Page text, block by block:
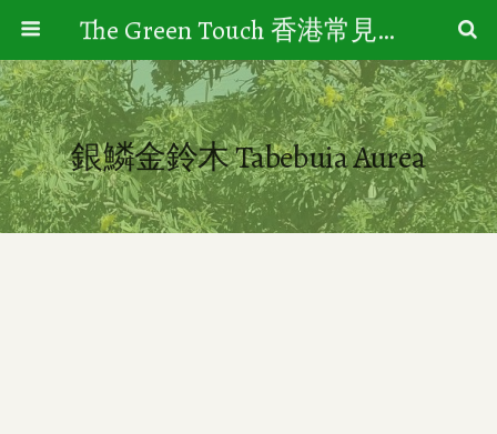
The Green Touch 香港常見樹木園藝生活
銀鱗金鈴木 Tabebuia Aurea